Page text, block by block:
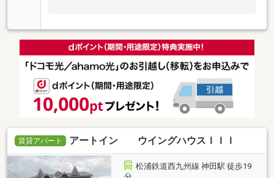
賃貸アパート アートイン ウイングハウスＩＩＩ
松浦鉄道西九州線 神田駅 徒歩19